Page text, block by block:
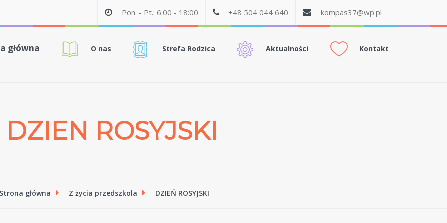
Pon. - Pt.: 6:00 - 18:00 +48 504 044 640 kompas37@wp.pl
główna O nas Strefa Rodzica Aktualności Kontakt
DZIEN ROSYJSKI
Strona główna Z życia przedszkola DZIEŃ ROSYJSKI